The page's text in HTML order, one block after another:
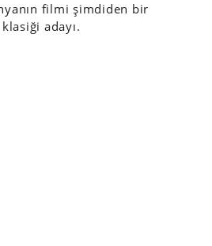
filmi şimdiden bir
adayı.